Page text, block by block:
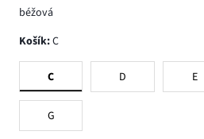
béžová
Košík:C
C D E
G